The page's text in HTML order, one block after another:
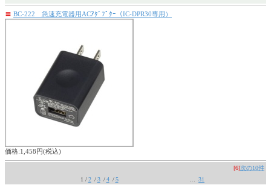
〓 BC-222 急速充電器用ACｱﾀﾞﾌﾟﾀｰ（IC-DPR30専用）
価格:1,458円(税込)
[6]次の10件
1 / 2 / 3 / 4 / 5 31